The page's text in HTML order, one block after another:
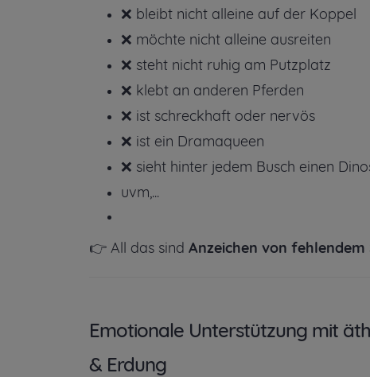
❌ bleibt nicht alleine auf der Koppel
❌ möchte nicht alleine ausreiten
❌ steht nicht ruhig am Putzplatz
❌ klebt an anderen Pferden
❌ ist schreckhaft oder nervös
❌ ist ein Dramaqueen
❌ sieht hinter jedem Busch einen
uvm,...
👉 All das sind Anzeichen von
Emotionale Unterstützung mit
& Erdung